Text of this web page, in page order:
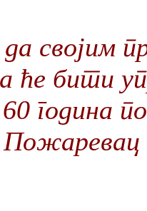
својим
ће бити
година
Пожаревац